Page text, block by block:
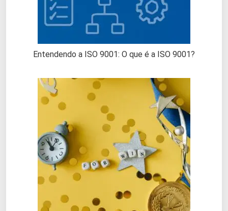
Entendendo a ISO 9001: O que é a ISO 9001?